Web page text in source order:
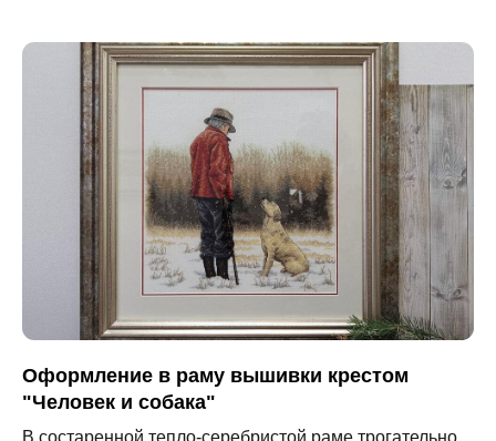
Оформление в раму вышивки крестом
"Человек и собака"